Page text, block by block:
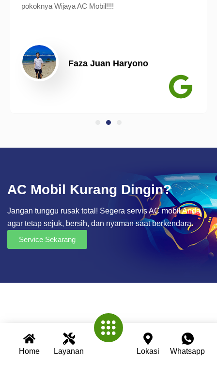
Home Layanan Lokasi Whatsapp
pokoknya Wijaya AC Mobil!!!!
Faza Juan Haryono
AC Mobil Kurang Dingin?
Jangan tunggu rusak total! Segera servis AC mobil Anda
agar tetap sejuk, bersih, dan nyaman saat berkendara.
Service Sekarang